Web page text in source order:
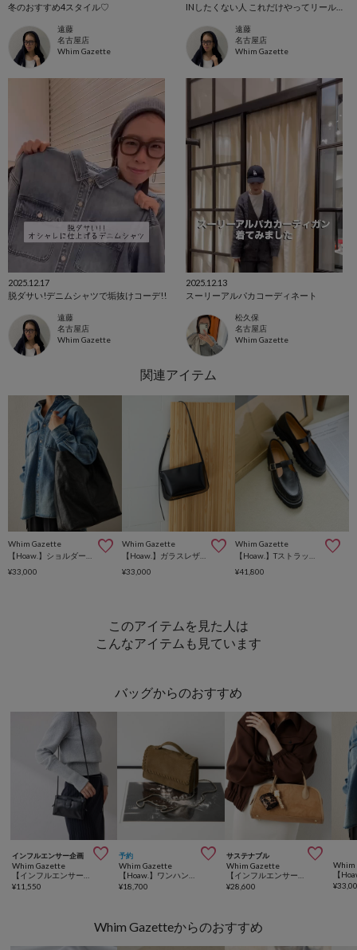
冬のおすすめ4スタイル♡
遠藤
名古屋店
Whim Gazette
INしたくない人 これだけやってリールで紹介したアイテム
遠藤
名古屋店
Whim Gazette
2025.12.17
脱ダサい!デニムシャツで垢抜けコーデ!!
遠藤
名古屋店
Whim Gazette
2025.12.13
スーリーアルパカコーディネート
松久保
名古屋店
Whim Gazette
Whim Gazette
¥33,000
Whim Gazette
【Hoaw.】ガラスレザーショルダー
¥33,000
Whim Gazette
¥41,800
このアイテムを見た人は
こんなアイテムも見ています
バッグからのおすすめ
インフルエンサー企画 
Whim Gazette
¥11,550
予約 
Whim Gazette
¥18,700
サステナブル 
Whim Gazette
¥28,600
Whim
¥
Whim Gazetteからのおすすめ